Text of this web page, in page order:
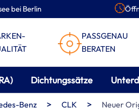
bei Berlin
PASSGENAU
BERATEN
Dichtungssätze
Benz > CLK > Neuer